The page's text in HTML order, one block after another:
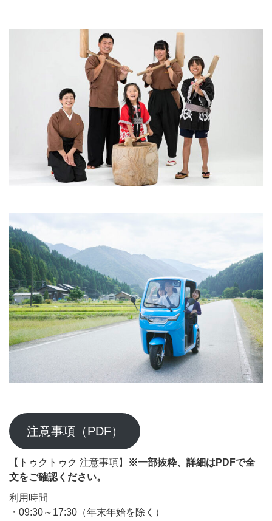
注意事項（PDF）
【トゥクトゥク 注意事項】
※一部抜粋、詳細はPDFで全
文をご確認ください。
利用時間
・09:30～17:30（年末年始を除く）